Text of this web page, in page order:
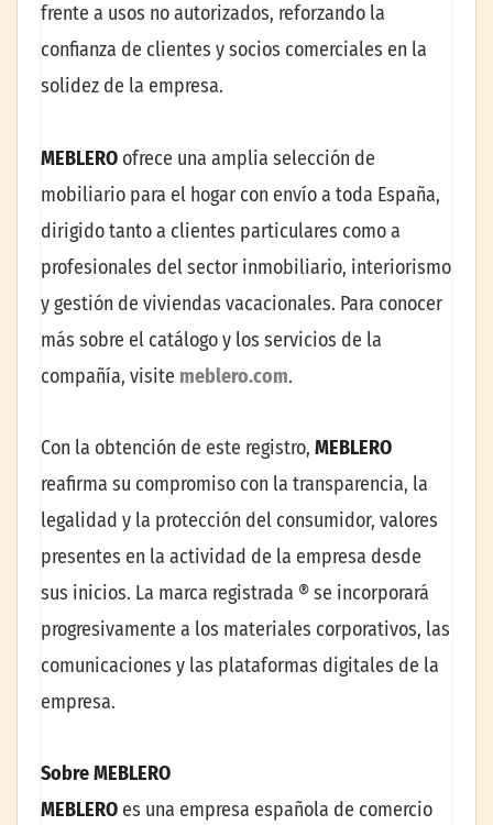
frente a usos no autorizados, reforzando la
confianza de clientes y socios comerciales en la
solidez de la empresa.
MEBLERO ofrece una amplia selección de
mobiliario para el hogar con envío a toda España,
dirigido tanto a clientes particulares como a
profesionales del sector inmobiliario, interiorismo
y gestión de viviendas vacacionales. Para conocer
más sobre el catálogo y los servicios de la
compañía, visite meblero.com.
Con la obtención de este registro, MEBLERO
reafirma su compromiso con la transparencia, la
legalidad y la protección del consumidor, valores
presentes en la actividad de la empresa desde
sus inicios. La marca registrada ® se incorporará
progresivamente a los materiales corporativos, las
comunicaciones y las plataformas digitales de la
empresa.
Sobre MEBLERO
MEBLERO es una empresa española de comercio